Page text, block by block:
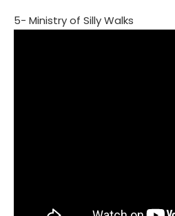
5- Ministry of Silly Walks